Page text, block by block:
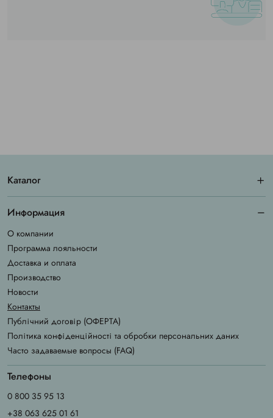
Каталог
Информация
О компании
Программа лояльности
Доставка и оплата
Производство
Новости
Контакты
Публічний договір (ОФЕРТА)
Політика конфіденційності та обробки персональних даних
Часто задаваемые вопросы (FAQ)
Телефоны
0 800 35 95 13
+38 063 625 01 61